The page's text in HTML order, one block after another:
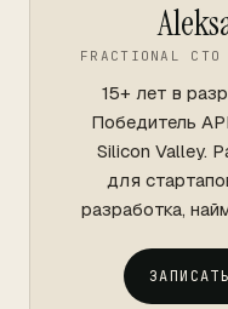
FRACTIONAL
15+ лет в
Победитель
Silicon Valley.
для
разработка,